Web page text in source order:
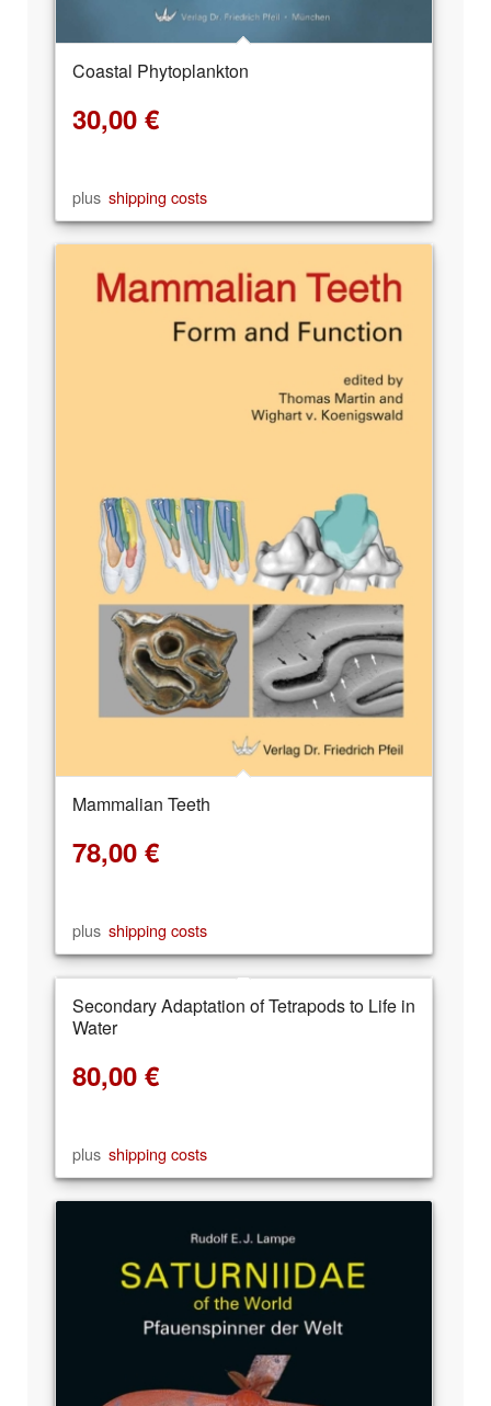
Coastal Phytoplankton
30,00 €
plus shipping costs
Mammalian Teeth
78,00 €
plus shipping costs
Secondary Adaptation of Tetrapods to Life in
Water
80,00 €
plus shipping costs